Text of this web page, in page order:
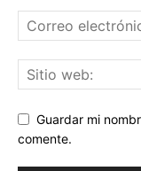
Guardar mi
comente.